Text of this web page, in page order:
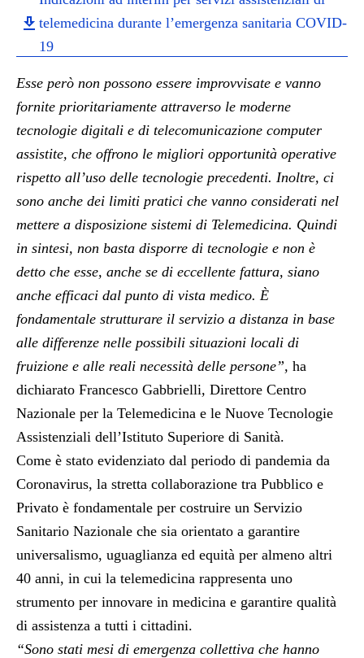
telemedicina durante l’emergenza sanitaria COVID-
19
Esse però non possono essere improvvisate e vanno
fornite prioritariamente attraverso le moderne
tecnologie digitali e di telecomunicazione computer
assistite, che offrono le migliori opportunità operative
rispetto all’uso delle tecnologie precedenti. Inoltre, ci
sono anche dei limiti pratici che vanno considerati nel
mettere a disposizione sistemi di Telemedicina. Quindi
in sintesi, non basta disporre di tecnologie e non è
detto che esse, anche se di eccellente fattura, siano
anche efficaci dal punto di vista medico. È
fondamentale strutturare il servizio a distanza in base
alle differenze nelle possibili situazioni locali di
fruizione e alle reali necessità delle persone”, ha
dichiarato Francesco Gabbrielli, Direttore Centro
Nazionale per la Telemedicina e le Nuove Tecnologie
Assistenziali dell’Istituto Superiore di Sanità.
Come è stato evidenziato dal periodo di pandemia da
Coronavirus, la stretta collaborazione tra Pubblico e
Privato è fondamentale per costruire un Servizio
Sanitario Nazionale che sia orientato a garantire
universalismo, uguaglianza ed equità per almeno altri
40 anni, in cui la telemedicina rappresenta uno
strumento per innovare in medicina e garantire qualità
di assistenza a tutti i cittadini.
“Sono stati mesi di emergenza collettiva che hanno